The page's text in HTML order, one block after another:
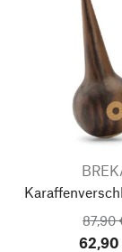
87,90
62,90